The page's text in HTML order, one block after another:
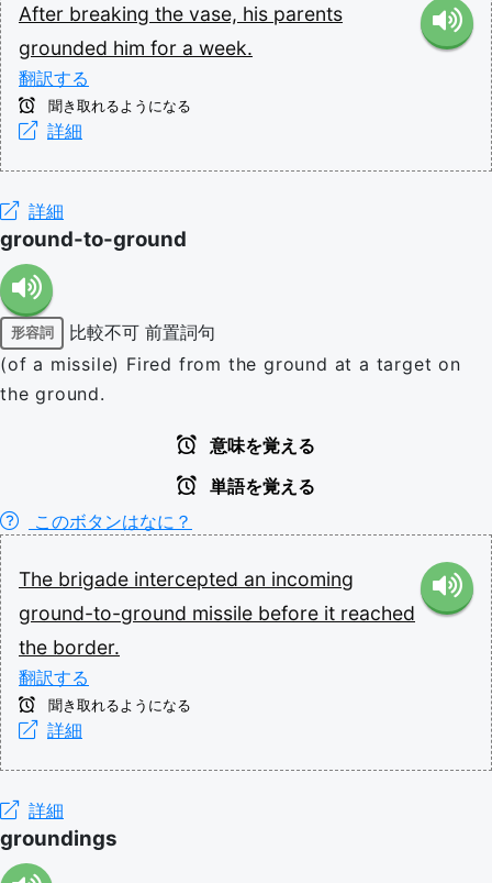
After breaking the vase, his parents
grounded him for a week.
翻訳する
聞き取れるようになる
詳細
詳細
ground-to-ground
形容詞 比較不可 前置詞句
(of a missile) Fired from the ground at a target on
the ground.
意味を覚える
単語を覚える
このボタンはなに？
The brigade intercepted an incoming
ground-to-ground missile before it reached
the border.
翻訳する
聞き取れるようになる
詳細
詳細
groundings